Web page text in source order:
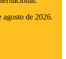
agosto de 2026.